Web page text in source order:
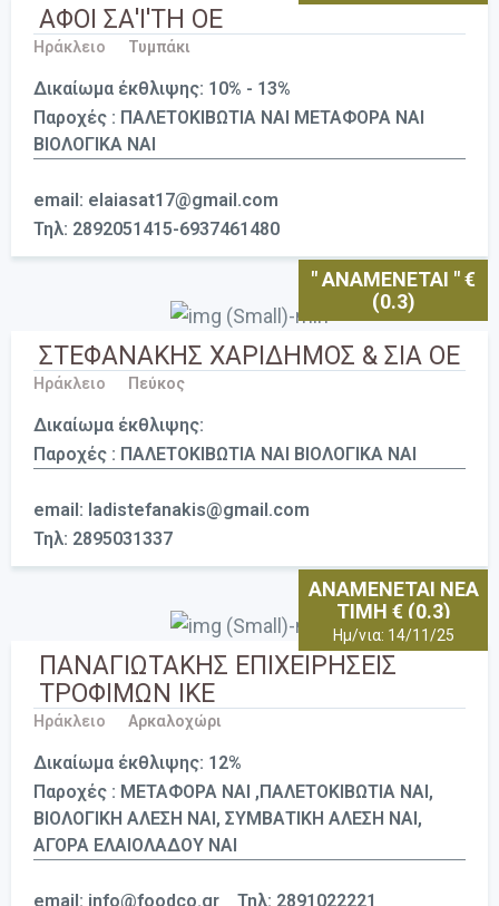
ΑΦΟΙ ΣΑ'Ι'ΤΗ ΟΕ
Ηράκλειο Τυμπάκι
Δικαίωμα έκθλιψης: 10% - 13%
Παροχές : ΠΑΛΕΤΟΚΙΒΩΤΙΑ ΝΑΙ ΜΕΤΑΦΟΡΑ ΝΑΙ
ΒΙΟΛΟΓΙΚΑ ΝΑΙ
email: elaiasat17@gmail.com
Τηλ: 2892051415-6937461480
" ΑΝΑΜΕΝΕΤΑΙ " €
(0.3)
ΣΤΕΦΑΝΑΚΗΣ ΧΑΡΙΔΗΜΟΣ & ΣΙΑ ΟΕ
Ηράκλειο Πεύκος
Δικαίωμα έκθλιψης:
Παροχές : ΠΑΛΕΤΟΚΙΒΩΤΙΑ ΝΑΙ ΒΙΟΛΟΓΙΚΑ ΝΑΙ
email: ladistefanakis@gmail.com
Τηλ: 2895031337
ΑΝΑΜΕΝΕΤΑΙ ΝΕΑ
ΤΙΜΗ € (0.3)
Ημ/νια: 14/11/25
ΠΑΝΑΓΙΩΤΑΚΗΣ ΕΠΙΧΕΙΡΗΣΕΙΣ
ΤΡΟΦΙΜΩΝ ΙΚΕ
Ηράκλειο Αρκαλοχώρι
Δικαίωμα έκθλιψης: 12%
Παροχές : ΜΕΤΑΦΟΡΑ ΝΑΙ ,ΠΑΛΕΤΟΚΙΒΩΤΙΑ ΝΑΙ,
ΒΙΟΛΟΓΙΚΗ ΑΛΕΣΗ ΝΑΙ, ΣΥΜΒΑΤΙΚΗ ΑΛΕΣΗ ΝΑΙ,
ΑΓΟΡΑ ΕΛΑΙΟΛΑΔΟΥ ΝΑΙ
email: info@foodco.gr Τηλ: 2891022221